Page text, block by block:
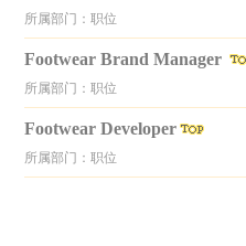
所属部门：职位
Footwear Brand Manager
所属部门：职位
Footwear Developer
所属部门：职位